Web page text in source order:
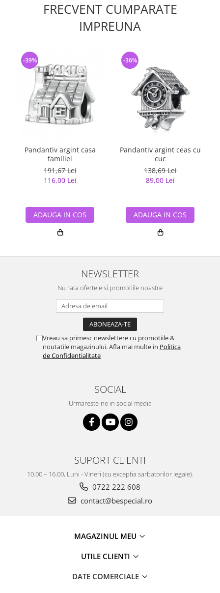
FRECVENT CUMPARATE
IMPREUNA
Pandantiv argint casa
familiei
191,67 Lei
116,00 Lei
-39%
ADAUGA IN COS
Pandantiv argint ceas cu
cuc
138,69 Lei
89,00 Lei
-36%
ADAUGA IN COS
NEWSLETTER
Nu rata ofertele si promotiile noastre
Vreau sa primesc newslettere cu promotiile &
noutatile magazinului. Afla mai multe in Politica
de Confidentialitate
SOCIAL
Urmareste-ne in social media
SUPORT CLIENTI
10.00 – 16.00, Luni - Vineri (cu exceptia sarbatorilor legale).
0722 222 608
contact@bespecial.ro
MAGAZINUL MEU
UTILE CLIENTI
DATE COMERCIALE